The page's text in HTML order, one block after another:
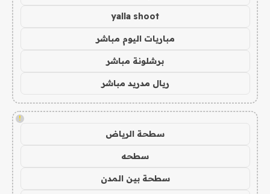
yalla shoot
مباريات اليوم مباشر
برشلونة مباشر
ريال مدريد مباشر
!
سطحة الرياض
سطحه
سطحة بين المدن